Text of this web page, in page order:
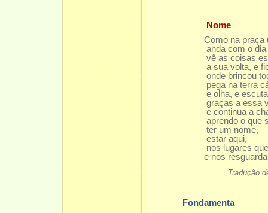
Nome
Como na praça
anda com o dia
vê as coisas
a sua volta, e fica
onde brincou todo
pega na terra
e olha, e
graças a essa voz
e continua a
aprendo o que
ter um nome,
estar aqui,
nos lugares que
e nos
Tradução
Fondamenta